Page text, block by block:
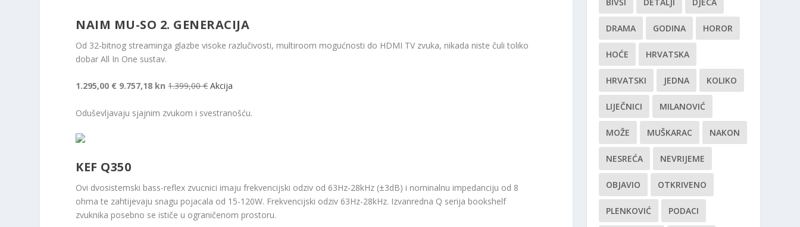
NAIM MU-SO 2. GENERACIJA
Od 32-bitnog streaminga glazbe visoke razlučivosti, multiroom mogućnosti do HDMI TV zvuka, nikada niste čuli toliko
dobar All In One sustav.
1.295,00 € 9.757,18 kn 1.399,00 € Akcija
Oduševljavaju sjajnim zvukom i svestranošću.
KEF Q350
Ovi dvosistemski bass-reflex zvucnici imaju frekvencijski odziv od 63Hz-28kHz (±3dB) i nominalnu impedanciju od 8
ohma te zahtijevaju snagu pojacala od 15-120W. Frekvencijski odziv 63Hz-28kHz. Izvanredna Q serija bookshelf
zvuknika posebno se ističe u ograničenom prostoru.
BIVŠI DETALJI DJECA
DRAMA GODINA HOROR
HOĆE HRVATSKA
HRVATSKI JEDNA KOLIKO
LIJEČNICI MILANOVIĆ
MOŽE MUŠKARAC NAKON
NESREĆA NEVRIJEME
OBJAVIO OTKRIVENO
PLENKOVIĆ PODACI